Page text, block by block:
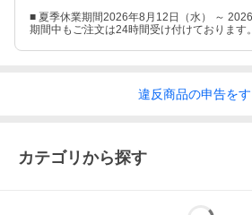
■ 夏季休業期間2026年8月12日（水） ～
期間中もご注文は24時間受け付けております。
違反商品の申告を
カテゴリから探す